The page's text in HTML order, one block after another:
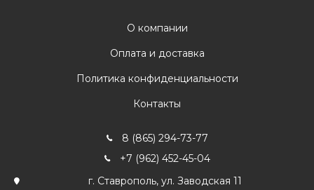
О компании
Оплата и доставка
Политика конфиденциальности
Контакты
8 (865) 294-73-77
+7 (962) 452-45-04
г. Ставрополь, ул. Заводская 11